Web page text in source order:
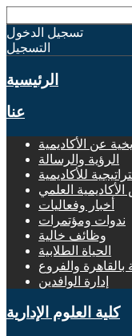
تسجيل الدخول
التسجيل
الرئيسية
عنا
عن الأكاديمية
الرؤية والرسالة
للأكاديمية
العلمي
أخبار وفعاليات
ندوات ومؤتمرات
وظائف خالية
الحياة الطلابية
بالقاهرة والفروع
إدارة الوافدين
كلية العلوم الإدارية